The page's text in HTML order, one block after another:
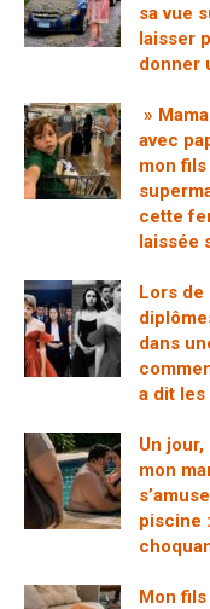
sa vue
laisser
donner
»
avec
mon
cette
laissée
Lors de
dans
a dit les
Un
mon
piscine
Mon